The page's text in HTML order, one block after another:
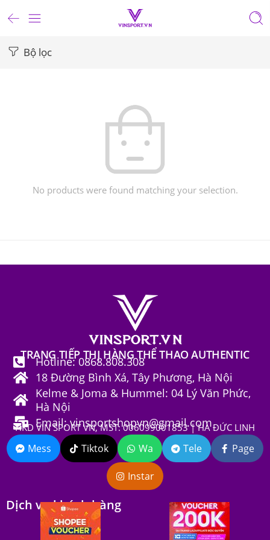
Bộ lọc
No products were found matching your selection.
TRANG TIẾP THỊ HÀNG THỂ THAO AUTHENTIC
Hotline: 0868.808.308
18 Đường Bình Xá, Tây Phương, Hà Nội
Kelme & Joma & Hummel: 04 Lý Văn Phức,
Hà Nội
Email: vinsportshopvn@gmail.com
HKD VIN SPORT VN, MST: 006099001853 | HÀ ĐỨC LINH
Mess Tiktok Wa Tele Page
Instar
Dịch vụ khách hàng